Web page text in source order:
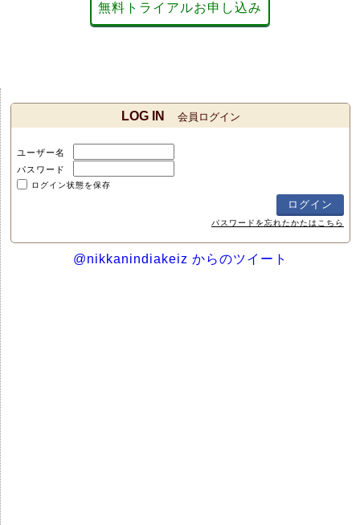
無料トライアルお申し込み
LOG IN 会員ログイン
ユーザー名
パスワード
ログイン状態を保存
パスワードを忘れたかたはこちら
@nikkanindiakeiz からのツイート